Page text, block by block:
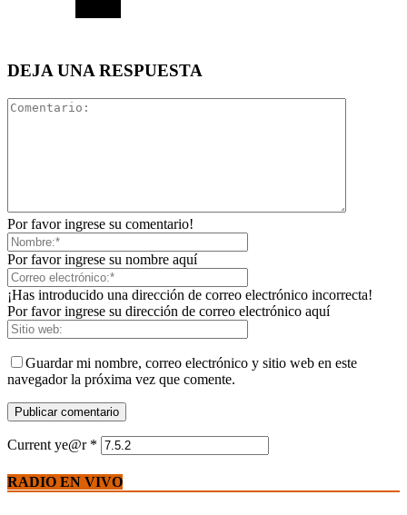
DEJA UNA RESPUESTA
Por favor ingrese su comentario!
Por favor ingrese su nombre aquí
¡Has introducido una dirección de correo electrónico incorrecta!
Por favor ingrese su dirección de correo electrónico aquí
Guardar mi nombre, correo electrónico y sitio web en este
navegador la próxima vez que comente.
Current ye@r *
RADIO EN VIVO